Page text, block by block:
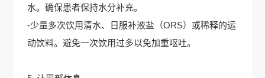
水。确保患者保持水分补充。
-少量多次饮用清水、日服补液盐（ORS）或稀释的运
动饮料。避免一次饮用过多以免加重呕吐。